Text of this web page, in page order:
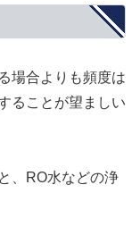
場合よりも頻度は
ることが望ましい
、RO水などの浄